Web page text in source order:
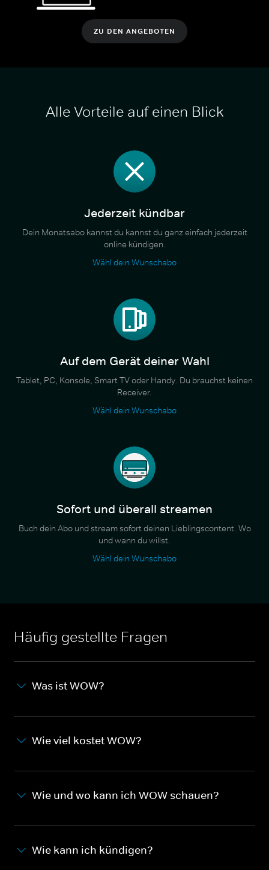
ZU DEN ANGEBOTEN
Alle Vorteile auf einen Blick
Jederzeit kündbar
Dein Monatsabo kannst du kannst du ganz einfach jederzeit
online kündigen.
Wähl dein Wunschabo
Auf dem Gerät deiner Wahl
Tablet, PC, Konsole, Smart TV oder Handy. Du brauchst keinen
Receiver.
Wähl dein Wunschabo
Sofort und überall streamen
Buch dein Abo und stream sofort deinen Lieblingscontent. Wo
und wann du willst.
Wähl dein Wunschabo
Häufig gestellte Fragen
Was ist WOW?
Wie viel kostet WOW?
Wie und wo kann ich WOW schauen?
Wie kann ich kündigen?